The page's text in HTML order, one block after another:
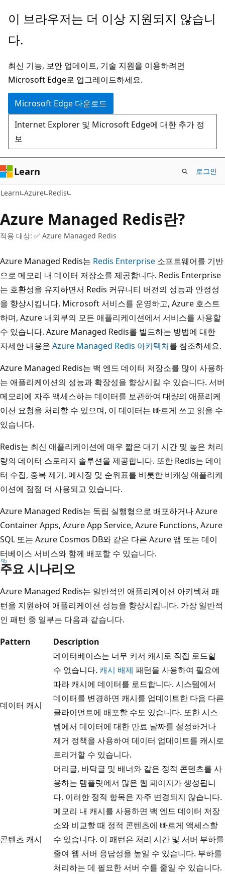
주
콘
츠
로
건
너
뛰
기
이 브라우저는 더 이상 지원되지 않습니
다.
최신 기능, 보안 업데이트, 기술 지원을 이용하려면
Microsoft Edge로 업그레이드하세요.
Microsoft Edge 다운로드
Internet Explorer 및 Microsoft Edge에 대한 추가 정
보
Learn 로그인
Learn Azure Redis
Azure Managed Redis란?
적용 대상: ✅ Azure Managed Redis
Azure Managed Redis는 Redis Enterprise 소프트웨어를 기반
으로 메모리 내 데이터 저장소를 제공합니다. Redis Enterprise
는 호환성을 유지하면서 Redis 커뮤니티 버전의 성능과 안정성
을 향상시킵니다. Microsoft 서비스를 운영하고, Azure 호스트
하며, Azure 내외부의 모든 애플리케이션에서 서비스를 사용할
수 있습니다. Azure Managed Redis를 빌드하는 방법에 대한
자세한 내용은 Azure Managed Redis 아키텍처를 참조하세요.
Azure Managed Redis는 백 엔드 데이터 저장소를 많이 사용하
는 애플리케이션의 성능과 확장성을 향상시킬 수 있습니다. 서버
메모리에 자주 액세스하는 데이터를 보관하여 대량의 애플리케
이션 요청을 처리할 수 있으며, 이 데이터는 빠르게 쓰고 읽을 수
있습니다.
Redis는 최신 애플리케이션에 매우 짧은 대기 시간 및 높은 처리
량의 데이터 스토리지 솔루션을 제공합니다. 또한 Redis는 데이
터 수집, 중복 제거, 메시징 및 순위표를 비롯한 비캐싱 애플리케
이션에 점점 더 사용되고 있습니다.
Azure Managed Redis는 독립 실행형으로 배포하거나 Azure
Container Apps, Azure App Service, Azure Functions, Azure
SQL 또는 Azure Cosmos DB와 같은 다른 Azure 앱 또는 데이
터베이스 서비스와 함께 배포할 수 있습니다.
주요 시나리오
Azure Managed Redis는 일반적인 애플리케이션 아키텍처 패
턴을 지원하여 애플리케이션 성능을 향상시킵니다. 가장 일반적
인 패턴 중 일부는 다음과 같습니다.
Pattern
Description
데이터 캐시
데이터베이스는 너무 커서 캐시로 직접 로드할
수 없습니다. 캐시 배제 패턴을 사용하여 필요에
따라 캐시에 데이터를 로드합니다. 시스템에서
데이터를 변경하면 캐시를 업데이트한 다음 다른
클라이언트에 배포할 수도 있습니다. 또한 시스
템에서 데이터에 대한 만료 날짜를 설정하거나
제거 정책을 사용하여 데이터 업데이트를 캐시로
트리거할 수 있습니다.
콘텐츠 캐시
머리글, 바닥글 및 배너와 같은 정적 콘텐츠를 사
용하는 템플릿에서 많은 웹 페이지가 생성됩니
다. 이러한 정적 항목은 자주 변경되지 않습니다.
메모리 내 캐시를 사용하면 백 엔드 데이터 저장
소와 비교할 때 정적 콘텐츠에 빠르게 액세스할
수 있습니다. 이 패턴은 처리 시간 및 서버 부하를
줄여 웹 서버 응답성을 높일 수 있습니다. 부하를
처리하는 데 필요한 서버 수를 줄일 수 있습니다.